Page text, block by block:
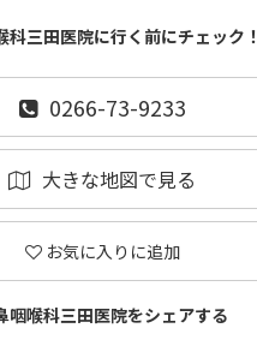
科三田医院に行く前にチェック！
0266-73-9233
大きな地図で見る
お気に入りに追加
咽喉科三田医院をシェアする